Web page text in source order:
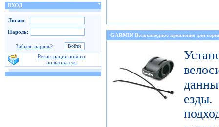
ВХОД
Логин:
Пароль:
Забыли пароль?
Регистрация нового
пользователя
GARMIN Велосипедное крепление для